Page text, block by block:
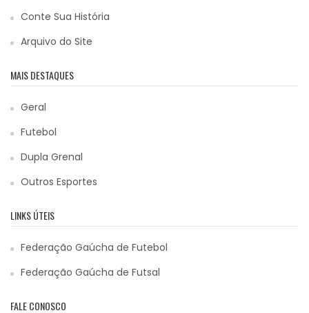
Conte Sua História
Arquivo do Site
MAIS DESTAQUES
Geral
Futebol
Dupla Grenal
Outros Esportes
LINKS ÚTEIS
Federação Gaúcha de Futebol
Federação Gaúcha de Futsal
FALE CONOSCO